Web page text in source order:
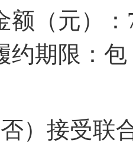
元）：
限：包 1
否）接